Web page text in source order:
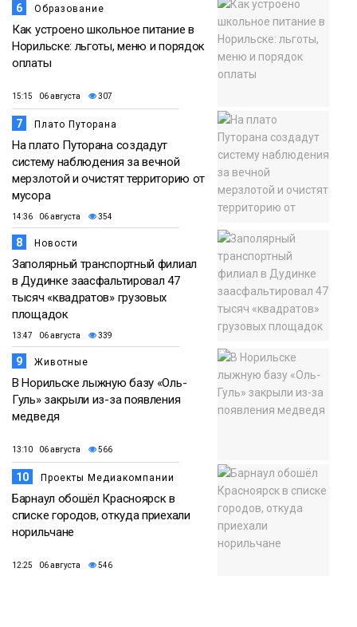
6 Образование
Как устроено школьное питание в
Норильске: льготы, меню и порядок
оплаты
15:15 06 августа 307
7 Плато Путорана
На плато Путорана создадут
систему наблюдения за вечной
мерзлотой и очистят территорию от
мусора
14:36 06 августа 354
8 Новости
Заполярный транспортный филиал
в Дудинке заасфальтировал 47
тысяч «квадратов» грузовых
площадок
13:47 06 августа 339
9 Животные
В Норильске лыжную базу «Оль-
Гуль» закрыли из-за появления
медведя
13:10 06 августа 566
10 Проекты Медиакомпании
Барнаул обошёл Красноярск в
списке городов, откуда приехали
норильчане
12:25 06 августа 546